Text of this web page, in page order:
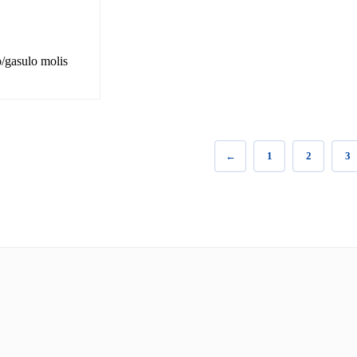
gasulo molis
← 1 2 3